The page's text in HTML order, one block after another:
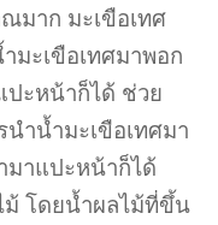
มาก มะเขือเทศ
มะเขือเทศมาพอก
ะหน้าก็ได้ ช่วย
ำน้ำมะเขือเทศมา
มาแปะหน้าก็ได้
ม้ โดยน้ำผลไม้ที่ขึ้น